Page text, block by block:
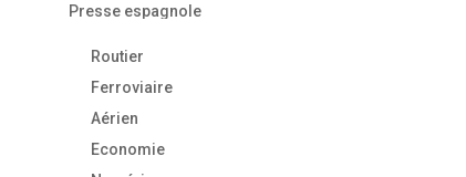
Presse espagnole
Routier
Ferroviaire
Aérien
Economie